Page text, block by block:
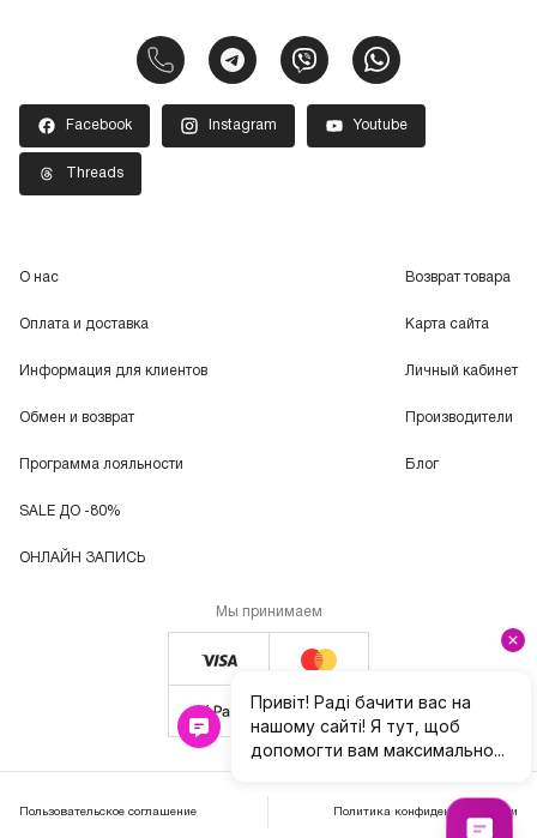
Facebook Instagram Youtube
Threads
О нас
Оплата и доставка
Информация для клиентов
Обмен и возврат
Программа лояльности
SALE ДО -80%
ОНЛАЙН ЗАПИСЬ
Возврат товара
Карта сайта
Личный кабинет
Производители
Блог
Мы принимаем
Пользовательское соглашение Политика конфиденциальности